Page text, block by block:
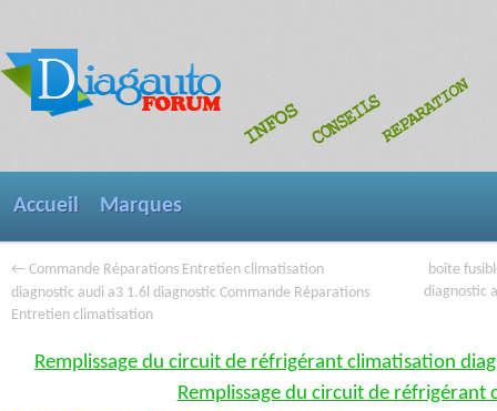
Accueil Marques
← Commande Réparations Entretien climatisation
diagnostic audi a3 1.6l diagnostic Commande Réparations
Entretien climatisation
boîte
diagnostic
Remplissage du circuit de réfrigérant climatisation
Remplissage du circuit de réfrigérant